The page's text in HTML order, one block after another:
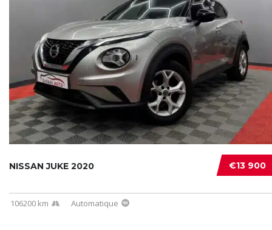
€13 900
NISSAN JUKE 2020
106200 km Automatique